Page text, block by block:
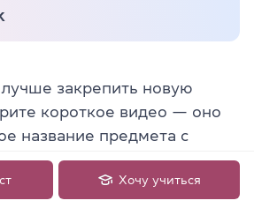
закрепить новую
короткое видео — оно
название предмета с
как писать и
Это быстрый и
Хочу учиться